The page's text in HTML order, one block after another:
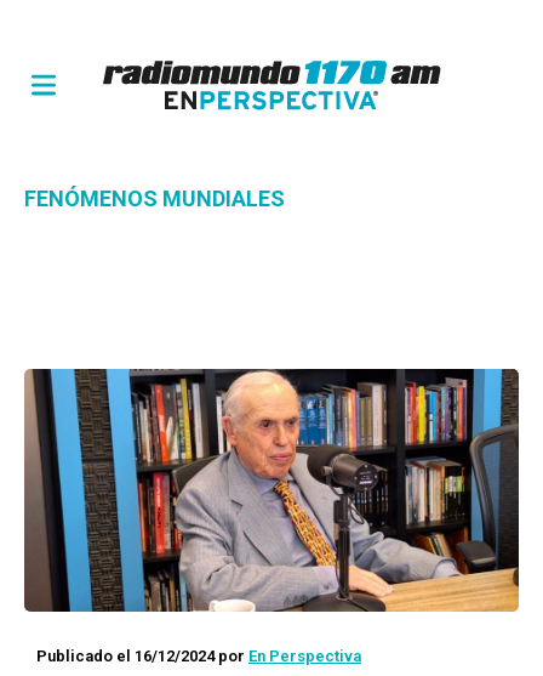
FENÓMENOS MUNDIALES
Publicado el 16/12/2024por En Perspectiva